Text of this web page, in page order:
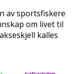
av sportsfiskere
om livet til
kalles